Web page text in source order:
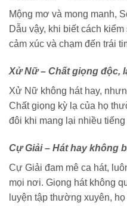
Mộng mơ và mong manh,
Dẫu vậy, khi biết cách
cảm xúc và chạm đến trái
Xử Nữ – Chất giọng độc,
Xử Nữ không hát hay,
Chất giọng kỳ lạ của họ
đôi khi mang lại nhiều
Cự Giải – Hát hay không
Cự Giải đam mê ca hát,
mọi nơi. Giọng hát không
luyện tập thường xuyên,